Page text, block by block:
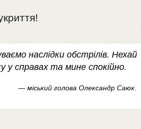
наслідки обстрілів. Нехай
у справах та мине спокійно.
— міський голова Олександр Саюк.